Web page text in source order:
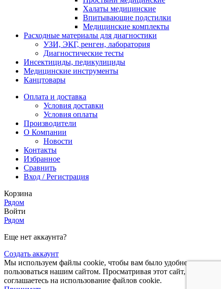
Халаты медицинские
Впитывающие подстилки
Медицинские комплекты
Расходные материалы для диагностики
УЗИ, ЭКГ, ренген, лаборатория
Диагностические тесты
Инсектициды, педикулициды
Медицинские инструменты
Канцтовары
Оплата и доставка
Условия доставки
Условия оплаты
Производители
О Компании
Новости
Контакты
Избранное
Сравнить
Вход / Регистрация
Корзина
Рядом
Войти
Рядом
Еще нет аккаунта?
Создать аккаунт
Мы используем файлы cookie, чтобы вам было удобнее
пользоваться нашим сайтом. Просматривая этот сайт, вы
соглашаетесь на использование файлов cookie.